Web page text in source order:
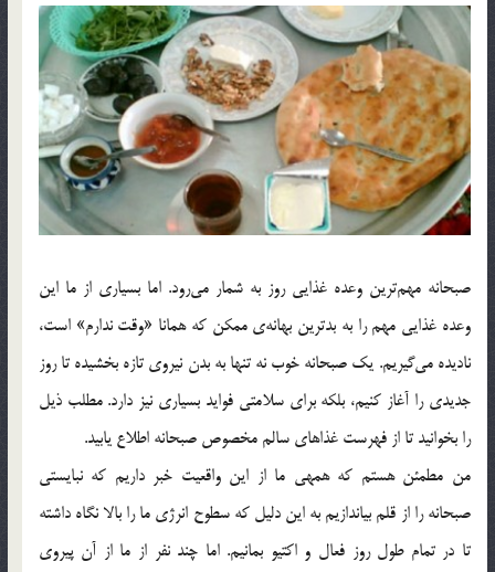
صبحانه مهم‌ترین وعده غذایی روز به شمار می‌رود. اما بسیاری از ما این
وعده غذایی مهم را به بدترین بهانه‌ی ممکن که همانا «وقت ندارم» است،
نادیده می‌گیریم. یک صبحانه خوب نه تنها به بدن نیروی تازه ‌بخشیده تا روز
جدیدی را آغاز کنیم، بلکه برای سلامتی فواید بسیاری نیز دارد. مطلب ذیل
را بخوانید تا از فهرست غذاهای سالم مخصوص صبحانه اطلاع یابید.
من مطمئن هستم که همهی ما از این واقعیت خبر داریم که نبایستی
صبحانه را از قلم بیاندازیم به این دلیل که سطوح انرژی ما را بالا نگاه داشته
تا در تمام طول روز فعال و اکتیو بمانیم. اما چند نفر از ما از آن پیروی